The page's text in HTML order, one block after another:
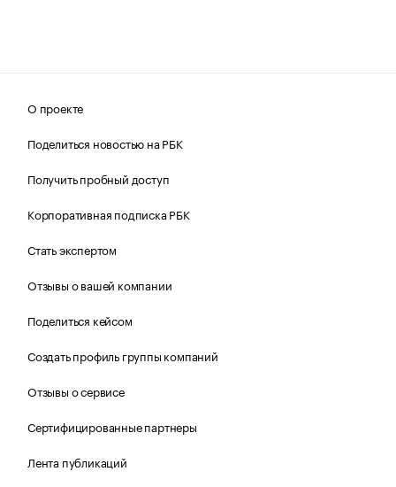
О проекте
Поделиться новостью на РБК
Получить пробный доступ
Корпоративная подписка РБК
Стать экспертом
Отзывы о вашей компании
Поделиться кейсом
Создать профиль группы компаний
Отзывы о сервисе
Сертифицированные партнеры
Лента публикаций